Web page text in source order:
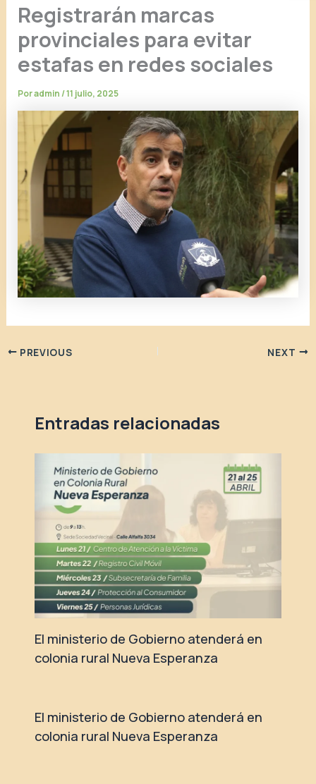
Registrarán marcas
provinciales para evitar
estafas en redes sociales
Poradmin/11 julio, 2025
PREVIOUS NEXT
Entradas relacionadas
El ministerio de Gobierno atenderá en
colonia rural Nueva Esperanza
El ministerio de Gobierno atenderá en
colonia rural Nueva Esperanza